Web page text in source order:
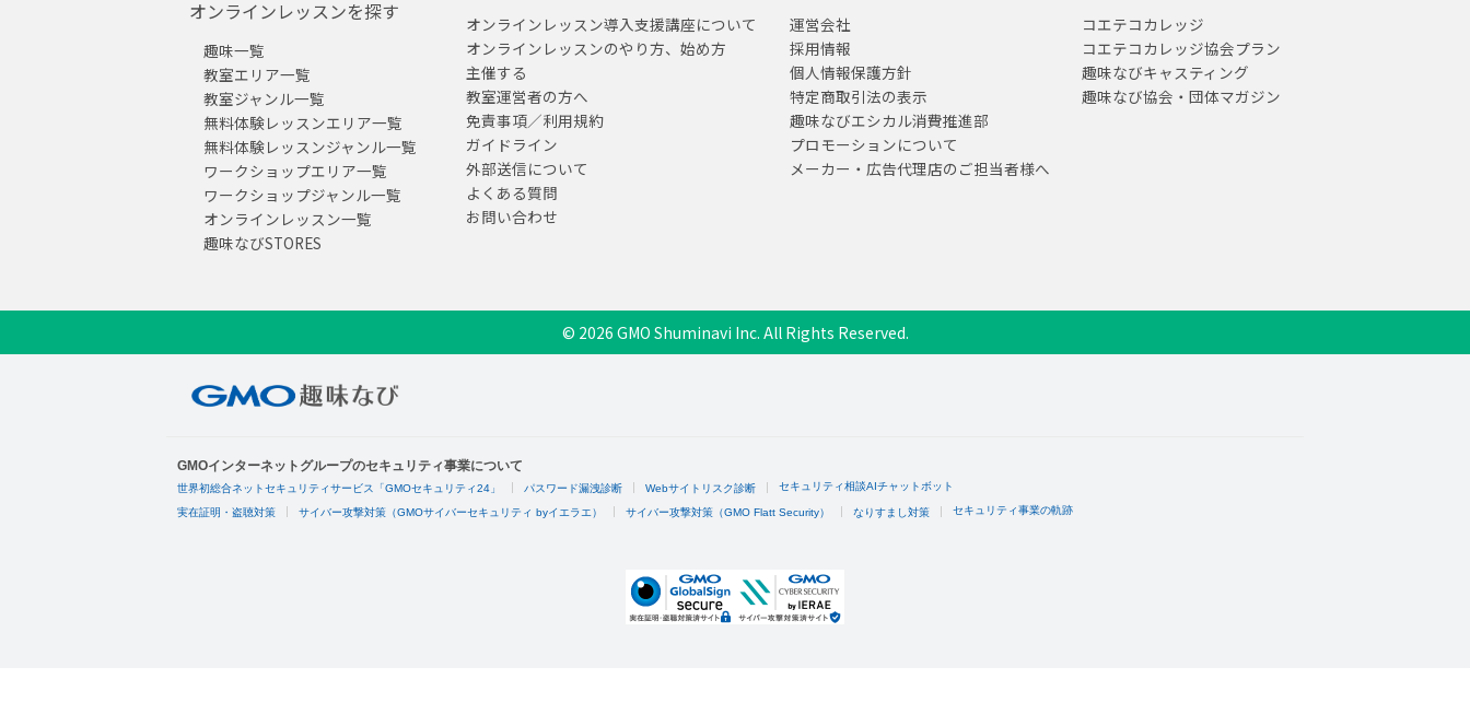
オンラインレッスンを探す
趣味一覧
教室エリア一覧
教室ジャンル一覧
無料体験レッスンエリア一覧
無料体験レッスンジャンル一覧
ワークショップエリア一覧
ワークショップジャンル一覧
オンラインレッスン一覧
趣味なびSTORES
オンラインレッスン導入支援講座について
オンラインレッスンのやり方、始め方
主催する
教室運営者の方へ
免責事項／利用規約
ガイドライン
外部送信について
よくある質問
お問い合わせ
運営会社
採用情報
個人情報保護方針
特定商取引法の表示
趣味なびエシカル消費推進部
プロモーションについて
メーカー・広告代理店のご担当者様へ
コエテコカレッジ
コエテコカレッジ協会プラン
趣味なびキャスティング
趣味なび協会・団体マガジン
© 2026 GMO Shuminavi Inc. All Rights Reserved.